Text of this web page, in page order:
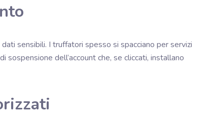
sensibili. I truffatori spesso si spacciano per servizi
dell’account che, se cliccati, installano